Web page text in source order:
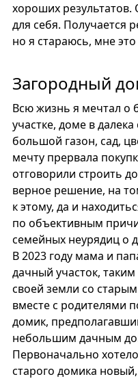
хороших результатов.
для себя. Получается
но я стараюсь, мне
Загородный
Всю жизнь я мечтал
участке, доме в
большой газон, сад,
мечту прервала
отговорили строить
верное решение, на
к этому, да и
по объективным
семейных неурядиц о
В 2023 году мама и
дачный участок,
своей земли со
вместе с родителями
домик,
небольшим дачным
Первоначально
старого домика